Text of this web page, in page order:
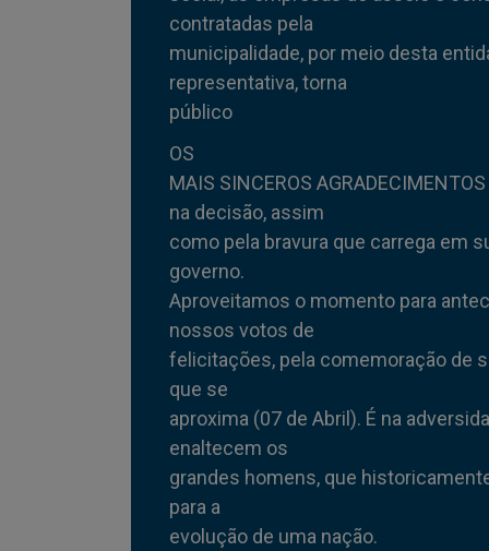
contratadas pela
municipalidade, por meio desta
representativa, torna
público
OS
MAIS SINCEROS
na decisão, assim
como pela bravura que carrega em
governo.
Aproveitamos o momento para
nossos votos de
felicitações, pela comemoração de
que se
aproxima (07 de Abril). É na
enaltecem os
grandes homens, que
para a
evolução de uma nação.